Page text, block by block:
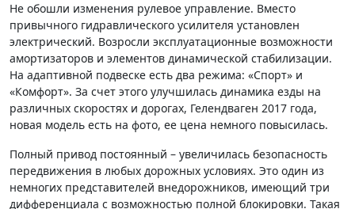
Не обошли изменения рулевое управление. Вместо
привычного гидравлического усилителя установлен
электрический. Возросли эксплуатационные возможности
амортизаторов и элементов динамической стабилизации.
На адаптивной подвеске есть два режима: «Спорт» и
«Комфорт». За счет этого улучшилась динамика езды на
различных скоростях и дорогах, Гелендваген 2017 года,
новая модель есть на фото, ее цена немного повысилась.
Полный привод постоянный – увеличилась безопасность
передвижения в любых дорожных условиях. Это один из
немногих представителей внедорожников, имеющий три
дифференциала с возможностью полной блокировки. Такая